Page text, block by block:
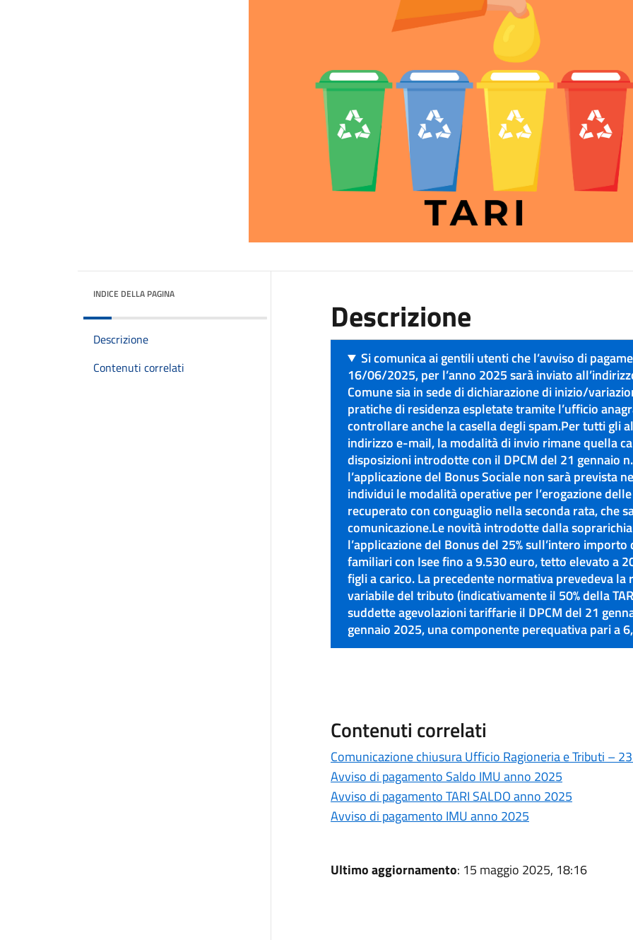
INDICE DELLA PAGINA
Descrizione
Contenuti correlati
Descrizione
Si comunica ai gentili utenti che l’avviso di
16/06/2025, per l’anno 2025 sarà inviato
Comune sia in sede di dichiarazione di inizio/
pratiche di residenza espletate tramite l’ufficio
controllare anche la casella degli spam.Per tutti gli
indirizzo e-mail, la modalità di invio rimane quella
disposizioni introdotte con il DPCM del 21 gennaio
l’applicazione del Bonus Sociale non sarà prevista
individui le modalità operative per l’erogazione
recuperato con conguaglio nella seconda rata, che
comunicazione.Le novità introdotte dalla
l’applicazione del Bonus del 25% sull’intero
familiari con Isee fino a 9.530 euro, tetto elevato a
figli a carico. La precedente normativa prevedeva
variabile del tributo (indicativamente il 50% della
suddette agevolazioni tariffarie il DPCM del 21
gennaio 2025, una componente perequativa pari a
Contenuti correlati
Comunicazione chiusura Ufficio Ragioneria e Tributi –
Avviso di pagamento Saldo IMU anno 2025
Avviso di pagamento TARI SALDO anno 2025
Avviso di pagamento IMU anno 2025
Ultimo aggiornamento: 15 maggio 2025, 18:16